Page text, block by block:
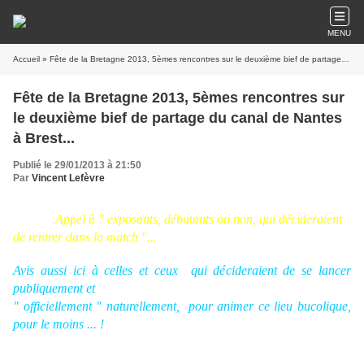
MENU
Accueil » Fête de la Bretagne 2013, 5èmes rencontres sur le deuxième bief de partage du canal de Nantes à Brest...
Fête de la Bretagne 2013, 5èmes rencontres sur
le deuxième bief de partage du canal de Nantes
à Brest...
Publié le 29/01/2013 à 21:50
Par Vincent Lefèvre
Appel à " exposants, débutants ou non, qui décideraient
de rentrer dans la match "...
Avis aussi ici à celles et ceux qui décideraient de se lancer
publiquement et
" officiellement " naturellement, pour animer ce lieu bucolique,
pour le moins ... !